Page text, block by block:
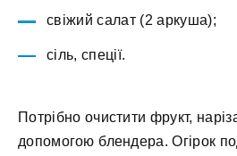
свіжий салат (2 аркуша);
сіль, спеції.
Потрібно очистити фрукт,
допомогою блендера. Огірок